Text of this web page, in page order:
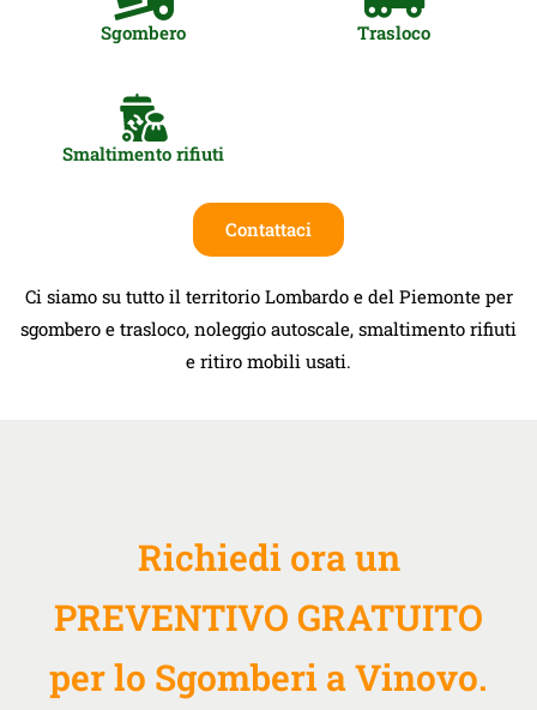
Sgombero Trasloco
Smaltimento rifiuti
Contattaci
Ci siamo su tutto il territorio Lombardo e del Piemonte per
sgombero e trasloco, noleggio autoscale, smaltimento rifiuti
e ritiro mobili usati.
Richiedi ora un
PREVENTIVO GRATUITO
per lo Sgomberi a Vinovo.